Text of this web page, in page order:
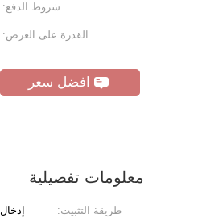
شروط الدفع:
القدرة على العرض:
افضل سعر
معلومات تفصيلية
طريقة التثبيت: إدخال